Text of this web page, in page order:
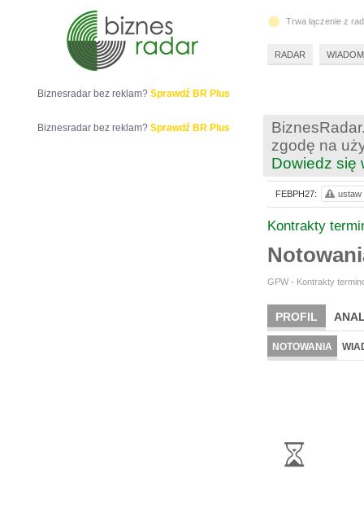
zgodę na
Dowiedz się
Kontrakty
GPW - Kontrakty
PROFIL
NOTOWANIA
FEBPH27: ustaw
Biznesradar bez reklam? Sprawdź BR Plus
Biznesradar bez reklam? Sprawdź BR Plus
Trwa łączenie z
RADAR